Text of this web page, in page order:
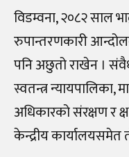
विडम्वना, २०८२ साल
रुपान्तरणकारी
पनि अछुतो राखेन ।
स्वतन्त्र
अधिकारको संरक्षण र
केन्द्रीय कार्यालयसमेत